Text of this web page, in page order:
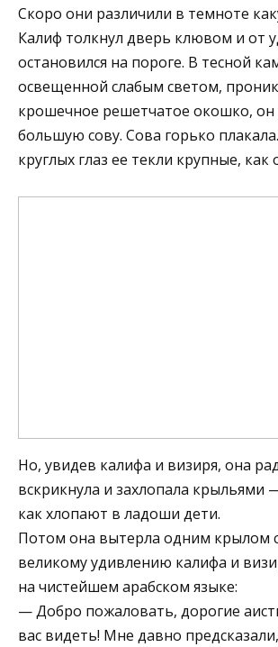
Скоро они различили в темноте
Калиф толкнул дверь клювом и от
остановился на пороге. В тесной
освещенной слабым светом,
крошечное решетчатое окошко, он
большую сову. Сова горько
круглых глаз ее текли крупные, как
Но, увидев калифа и визиря, она
вскрикнула и захлопала крыльями
как хлопают в ладоши дети.
Потом она вытерла одним крылом
великому удивлению калифа и
на чистейшем арабском языке:
— Добро пожаловать, дорогие
вас видеть! Мне давно